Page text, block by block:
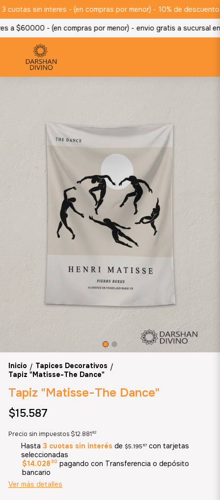
sin interes - (en compras por menor) - 10% de descuento
$60000 - (en compras por menor) - envio gratis a sucursal en
Inicio / Tapices Decorativos /
Tapiz "Matisse-The Dance"
Tapiz "Matisse-The Dance"
$15.587
Precio sin impuestos $12.881 82
Hasta 3 cuotas sin interés de $5.195 67con tarjetas
seleccionadas
$14.02830 pagando con Transferencia o depósito
bancario
Ver más detalles